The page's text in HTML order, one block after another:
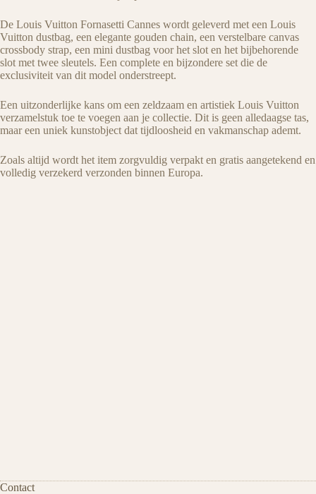
De Louis Vuitton Fornasetti Cannes wordt geleverd met een Louis
Vuitton dustbag, een elegante gouden chain, een verstelbare canvas
crossbody strap, een mini dustbag voor het slot en het bijbehorende
slot met twee sleutels. Een complete en bijzondere set die de
exclusiviteit van dit model onderstreept.
Een uitzonderlijke kans om een zeldzaam en artistiek Louis Vuitton
verzamelstuk toe te voegen aan je collectie. Dit is geen alledaagse tas,
maar een uniek kunstobject dat tijdloosheid en vakmanschap ademt.
Zoals altijd wordt het item zorgvuldig verpakt en gratis aangetekend en
volledig verzekerd verzonden binnen Europa.
Contact